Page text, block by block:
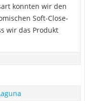
konnten wir den
Soft-Close-
wir das Produkt